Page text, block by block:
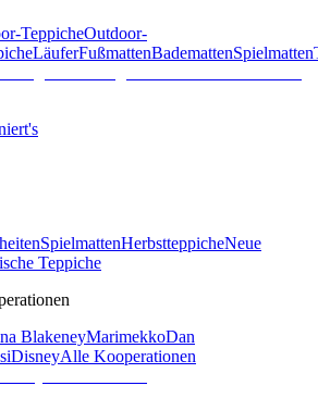
TeppicheOutdoor-
LäuferFußmattenBademattenSpielmatten
SpielmattenHerbstteppicheNeue
Teppiche
BlakeneyMarimekkoDan
DisneyAlle Kooperationen